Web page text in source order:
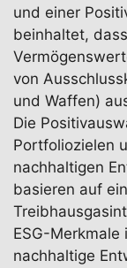
und einer
beinhaltet,
von
und Waffen)
Die
Portfoliozielen
nachhaltigen
basieren auf
ESG-Merkmale
nachhaltige